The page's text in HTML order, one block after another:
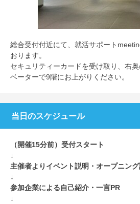
総合受付付近にて、就活サポート
おります。
セキュリティーカードを受け取り、右
ベーターで9階にお上がりください。
当日のスケジュール
（開催15分前）受付スタート
↓
主催者よりイベント説明・オープニン
↓
参加企業による自己紹介・一言PR
↓